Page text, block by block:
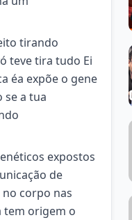
tirando
teve tira tudo Ei
éa expõe o gene
se a tua
expostos
de
corpo nas
tem origem o